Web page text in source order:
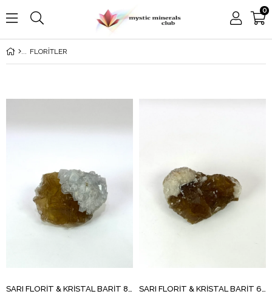
0
FLORİTLER